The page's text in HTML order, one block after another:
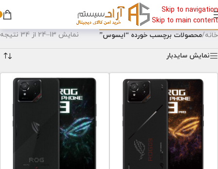
Skip to navigation
Skip to main content
خانه/محصولات برچسب خورده “ایسوس” نمایش 13–24 از 34 نتیجه
نمایش سایدبار